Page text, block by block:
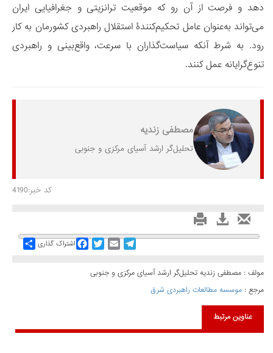
دهد و فرصت از آن‌ رو که موقعیت ترانزیتی و جغرافیایی ایران
می‌تواند به‌عنوان عامل تحکیم‌کنندۀ استقلال راهبردی کشورمان به کار
رود. به شرط آنکه سیاست‌گذاران با سرعت، واقع‌بینی و راهبردی
تنوع‌گرایانه عمل کنند.
مصطفی زندیه
تحلیل‌گر ارشد آسیای مرکزی و جنوبی
کد خبر:4190
Share اشتراک گذاری
FacebookTwitterEmail
Telegram
مولف : مصطفی زندیه تحلیل‌گر ارشد آسیای مرکزی و جنوبی
مرجع : موسسه مطالعات راهبردی شرق
عناوین مرتبط